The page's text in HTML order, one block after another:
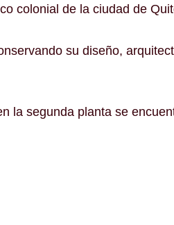
colonial de la ciudad de
su diseño,
la segunda planta se